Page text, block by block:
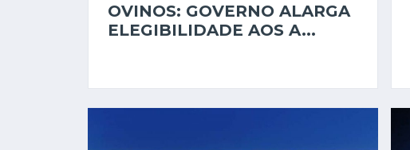
OVINOS: GOVERNO ALARGA
ELEGIBILIDADE AOS A...